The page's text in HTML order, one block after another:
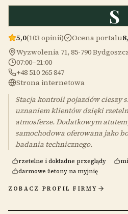
S
5,0(103 opinii) Ocena portalu
Wyzwolenia 71, 85-790
07:00–21:00
+48 510 265 847
Strona internetowa
Stacja kontroli pojazdów cieszy
uznaniem klientów dzięki
atmosferze. Dodatkowym
samochodowa oferowana jako
badania technicznego.
rzetelne i dokładne przeglądy
darmowe żetony na myjnię
ZOBACZ PROFIL FIRMY